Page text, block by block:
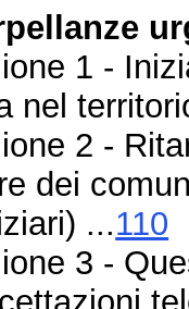
1 -
nel
2 -
dei
...110
3 -